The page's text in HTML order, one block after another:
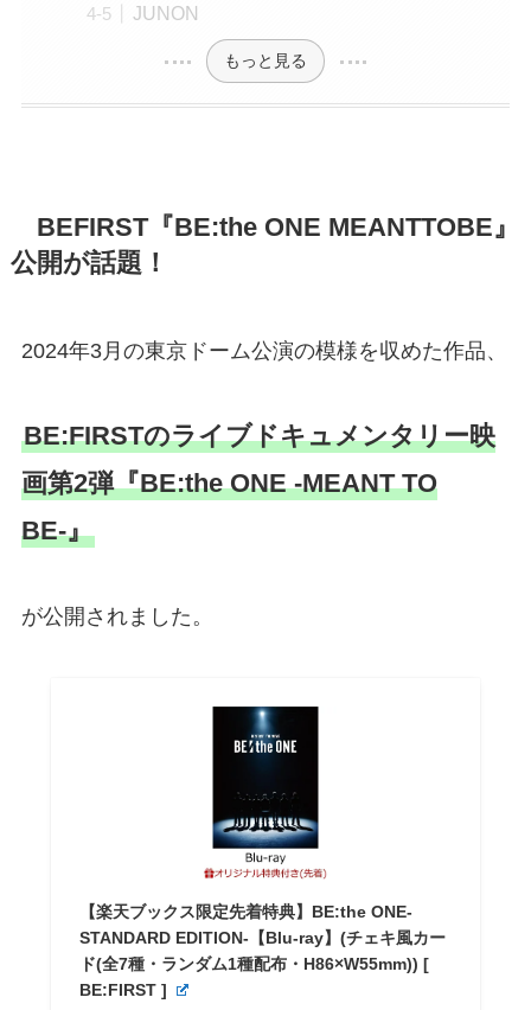
JUNON
もっと見る
BEFIRST『BE:the ONE MEANTTOBE』
公開が話題！
2024年3月の東京ドーム公演の模様を収めた作品、
BE:FIRSTのライブドキュメンタリー映
画第2弾『BE:the ONE -MEANT TO
BE-』
が公開されました。
【楽天ブックス限定先着特典】BE:the ONE-
STANDARD EDITION-【Blu-ray】(チェキ風カー
ド(全7種・ランダム1種配布・H86×W55mm)) [
BE:FIRST ]